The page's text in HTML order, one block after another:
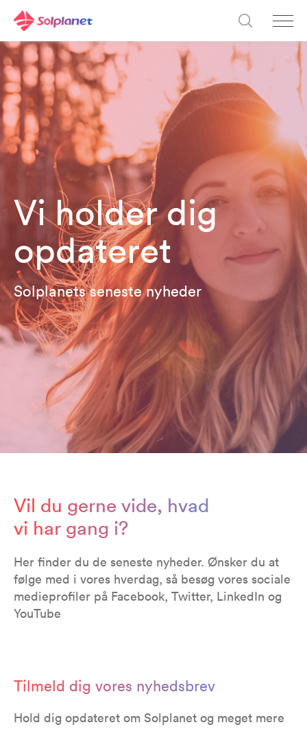
Vi holder dig
opdateret
Solplanets seneste nyheder
Vil du gerne vide, hvad
vi har gang i?
Her finder du de seneste nyheder. Ønsker du at
følge med i vores hverdag, så besøg vores sociale
medieprofiler på Facebook, Twitter, LinkedIn og
YouTube
Tilmeld dig vores nyhedsbrev
Hold dig opdateret om Solplanet og meget mere